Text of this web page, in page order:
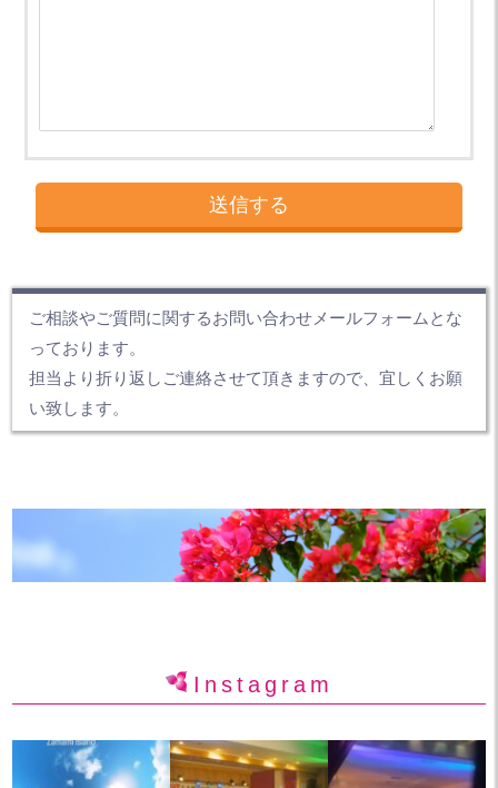
ご相談やご質問に関するお問い合わせメールフォームとな
っております。
担当より折り返しご連絡させて頂きますので、宜しくお願
い致します。
Instagram